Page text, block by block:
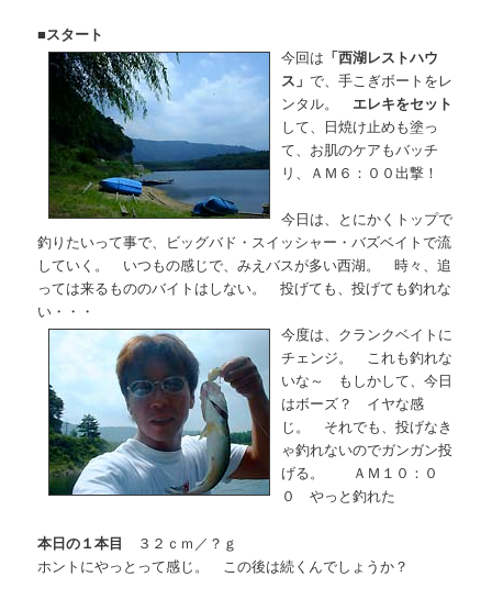
■スタート
今回は 「西湖レストハウ
ス」で、手こぎボートをレ
ンタル。 エレキをセット
して、日焼け止めも塗っ
て、お肌のケアもバッチ
リ、ＡＭ６：００出撃！
今日は、とにかくトップで
釣りたいって事で、ビッグバド・スイッシャー・バズベイトで流
していく。 いつもの感じで、みえバスが多い西湖。 時々、追
っては来るもののバイトはしない。 投げても、投げても釣れな
い・・・
今度は、クランクベイトに
チェンジ。 これも釣れな
いな～ もしかして、今日
はボーズ？ イヤな感
じ。 それでも、投げなき
ゃ釣れないのでガンガン投
げる。 ＡＭ１０：０
０ やっと釣れた
本日の１本目
３２ｃｍ／？ｇ
ホントにやっとって感じ。 この後は続くんでしょうか？